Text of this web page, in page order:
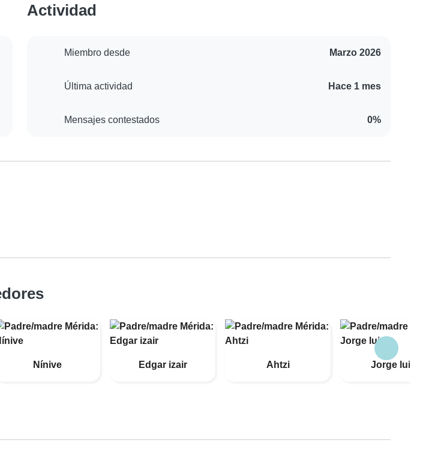
Actividad
Miembro desde Marzo 2026
Última actividad Hace 1 mes
Mensajes contestados 0%
Nínive Edgar izair Ahtzi Jorge luis